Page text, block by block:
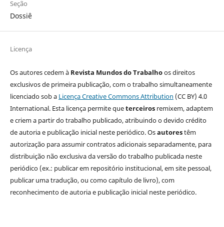
Seção
Dossiê
Licença
Os autores cedem à Revista Mundos do Trabalhoos direitos
exclusivos de primeira publicação, com o trabalho simultaneamente
licenciado sob a Licença Creative Commons Attribution (CC BY) 4.0
International. Esta licença permite queterceirosremixem, adaptem
e criem a partir do trabalho publicado, atribuindo o devido crédito
de autoria e publicação inicial neste periódico. Osautorestêm
autorização para assumir contratos adicionais separadamente, para
distribuição não exclusiva da versão do trabalho publicada neste
periódico (ex.: publicar em repositório institucional, em site pessoal,
publicar uma tradução, ou como capítulo de livro), com
reconhecimento de autoria e publicação inicial neste periódico.